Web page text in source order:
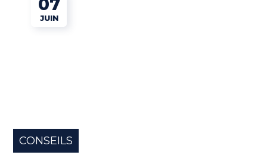
07
JUIN
CONSEILS